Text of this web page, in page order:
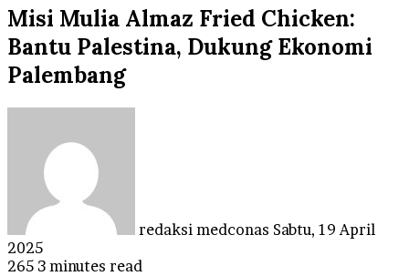
Misi Mulia Almaz Fried Chicken:
Bantu Palestina, Dukung Ekonomi
Palembang
redaksi medconas Sabtu, 19 April
2025
265 3 minutes read